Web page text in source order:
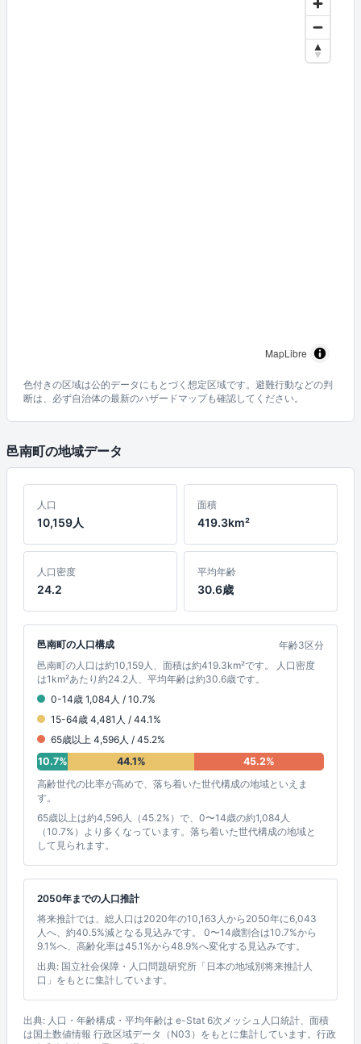
MapLibre
色付きの区域は公的データにもとづく想定区域です。避難行動などの判
断は、必ず自治体の最新のハザードマップも確認してください。
邑南町の地域データ
人口
10,159人
面積
419.3km²
人口密度
24.2
平均年齢
30.6歳
邑南町の人口構成
年齢3区分
邑南町の人口は約10,159人、面積は約419.3km²です。 人口密度
は1km²あたり約24.2人、平均年齢は約30.6歳です。
0-14歳 1,084人 / 10.7%
15-64歳 4,481人 / 44.1%
65歳以上 4,596人 / 45.2%
10.7%
44.1%
45.2%
高齢世代の比率が高めで、落ち着いた世代構成の地域といえま
す。
65歳以上は約4,596人（45.2%）で、0〜14歳の約1,084人
（10.7%）より多くなっています。落ち着いた世代構成の地域と
して見られます。
2050年までの人口推計
将来推計では、総人口は2020年の10,163人から2050年に6,043
人へ、約40.5%減となる見込みです。 0〜14歳割合は10.7%から
9.1%へ、高齢化率は45.1%から48.9%へ変化する見込みです。
出典: 国立社会保障・人口問題研究所「日本の地域別将来推計人
口」をもとに集計しています。
出典: 人口・年齢構成・平均年齢は e-Stat 6次メッシュ人口統計、面積
は国土数値情報 行政区域データ（N03）をもとに集計しています。行政